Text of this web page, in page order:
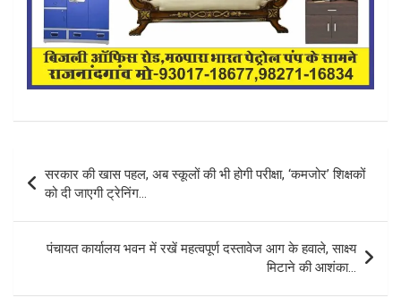
navigation
सरकार की खास पहल, अब स्कूलों की भी होगी परीक्षा, ‘कमजोर’ शिक्षकों
को दी जाएगी ट्रेनिंग…
पंचायत कार्यालय भवन में रखें महत्वपूर्ण दस्तावेज आग के हवाले, साक्ष्य
मिटाने की आशंका…